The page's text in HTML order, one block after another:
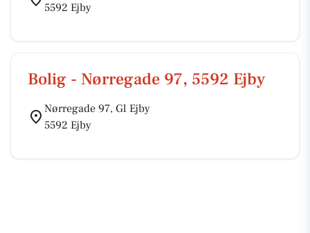
5592 Ejby
Bolig - Nørregade 97, 5592 Ejby
Nørregade 97, Gl Ejby
5592 Ejby